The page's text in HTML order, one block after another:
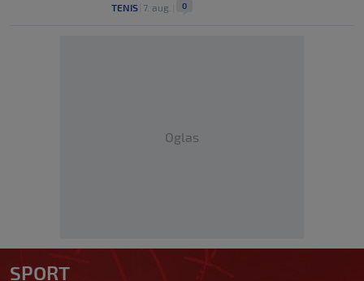
TENIS 7. aug. 0
Oglas
SPORT